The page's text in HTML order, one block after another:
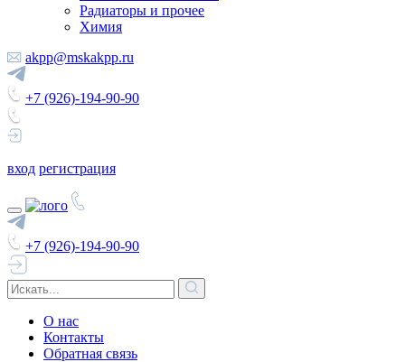
Радиаторы и прочее
Химия
akpp@mskakpp.ru
+7 (926)-194-90-90
вход регистрация
+7 (926)-194-90-90
О нас
Контакты
Обратная связь